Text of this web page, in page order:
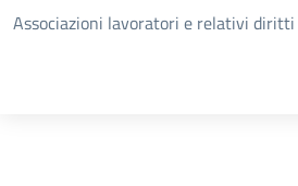
Dettagli della notizia
Associazioni lavoratori e relativi diritti